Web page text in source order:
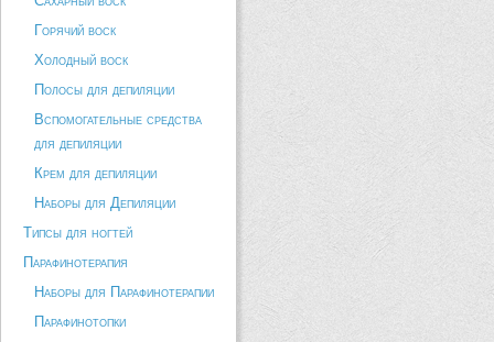
Горячий воск
Холодный воск
Полосы для депиляции
Вспомогательные средства
для депиляции
Крем для депиляции
Наборы для Депиляции
Типсы для ногтей
Парафинотерапия
Наборы для Парафинотерапии
Парафинотопки